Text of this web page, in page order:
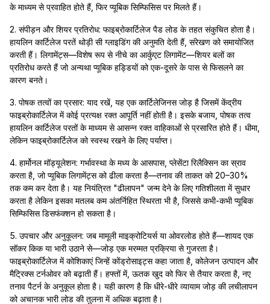
के माध्यम से प्रवाहित होते हैं, फिर प्यूबिक सिम्फिसिस पर मिलते हैं।
2. संपीड़न और शियर प्रतिरोध: फाइब्रोकार्टिलेज पैड लोड के तहत संकुचित होता है।
हायलिन कार्टिलेज परतें थोड़ी सी ग्लाइडिंग की अनुमति देती हैं, संरेखण को समायोजित
करती हैं। लिगामेंट्स—विशेष रूप से नीचे का आर्कुएट लिगामेंट—शियर बलों का
प्रतिरोध करते हैं जो अन्यथा प्यूबिक हड्डियों को एक-दूसरे के पास से फिसलने का
कारण बनते।
3. पोषक तत्वों का प्रसार: याद रखें, यह एक कार्टिलेजिनस जोड़ है जिसमें केंद्रीय
फाइब्रोकार्टिलेज में कोई प्रत्यक्ष रक्त आपूर्ति नहीं होती है। इसके बजाय, पोषक तत्व
हायलिन कार्टिलेज परतों के माध्यम से आसन्न रक्त वाहिकाओं से प्रसारित होते हैं। धीमा,
लेकिन फाइब्रोकार्टिलेज को स्वस्थ रखने के लिए पर्याप्त।
4. हार्मोनल मॉड्यूलेशन: गर्भावस्था के मध्य के आसपास, प्लेसेंटा रिलैक्सिन का स्राव
करता है, जो प्यूबिक लिगामेंट्स को ढीला करता है—तनाव की ताकत को 20–30%
तक कम कर देता है। यह नियंत्रित "ढीलापन" जन्म देने के लिए गतिशीलता में सुधार
करता है लेकिन इसका मतलब कम अंतर्निहित स्थिरता भी है, जिससे कभी-कभी प्यूबिक
सिम्फिसिस डिसफंक्शन हो सकता है।
5. उपचार और अनुकूलन: जब मामूली माइक्रोटियर्स या ओवरलोड होते हैं—शायद एक
सॉकर किक या भारी उठाने से—जोड़ एक मरम्मत प्रक्रिया से गुजरता है।
फाइब्रोकार्टिलेज में कोशिकाएं जिन्हें कोंड्रोसाइट्स कहा जाता है, कोलेजन उत्पादन और
मैट्रिक्स टर्नओवर को बढ़ाती हैं। हफ्तों में, ऊतक खुद को फिर से तैयार करता है, नए
तनाव पैटर्न के अनुकूल होता है। यही कारण है कि धीरे-धीरे व्यायाम जोड़ की लचीलापन
को अचानक भारी लोड की तुलना में अधिक बढ़ाता है।